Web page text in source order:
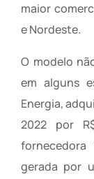
maior
e Nordeste.
O modelo
em alguns
Energia,
2022 por
gerada por